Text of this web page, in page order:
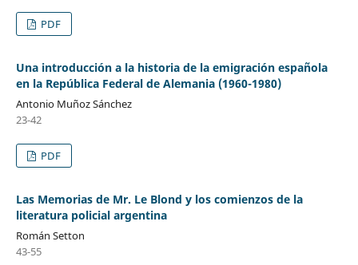
PDF
Una introducción a la historia de la emigración española
en la República Federal de Alemania (1960-1980)
Antonio Muñoz Sánchez
23-42
PDF
Las Memorias de Mr. Le Blond y los comienzos de la
literatura policial argentina
Román Setton
43-55